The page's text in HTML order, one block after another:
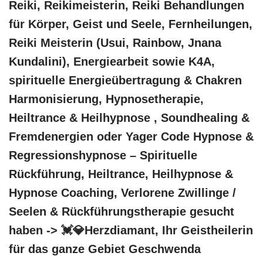
Reiki, Reikimeisterin, Reiki Behandlungen
für Körper, Geist und Seele, Fernheilungen,
Reiki Meisterin (Usui, Rainbow, Jnana
Kundalini), Energiearbeit sowie K4A,
spirituelle Energieübertragung & Chakren
Harmonisierung, Hypnosetherapie,
Heiltrance & Heilhypnose , Soundhealing &
Fremdenergien oder Yager Code Hypnose &
Regressionshypnose – Spirituelle
Rückführung, Heiltrance, Heilhypnose &
Hypnose Coaching, Verlorene Zwillinge /
Seelen & Rückführungstherapie gesucht
haben -> 💓️💎Herzdiamant, Ihr Geistheilerin
für das ganze Gebiet Geschwenda